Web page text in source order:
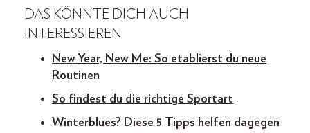
DAS KÖNNTE DICH AUCH
INTERESSIEREN
New Year, New Me: So etablierst du neue
Routinen
So findest du die richtige Sportart
Winterblues? Diese 5 Tipps helfen dagegen